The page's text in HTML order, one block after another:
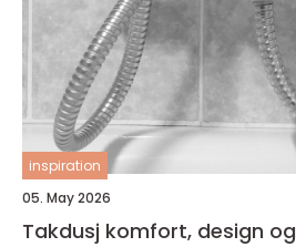
inspiration
05. May 2026
Takdusj komfort, design og smarte valg på